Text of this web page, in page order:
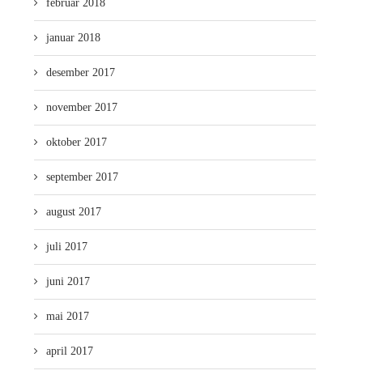
februar 2018
januar 2018
desember 2017
november 2017
oktober 2017
september 2017
august 2017
juli 2017
juni 2017
mai 2017
april 2017